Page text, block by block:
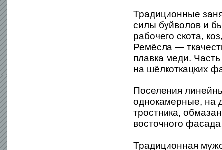
Традиционные
силы буйволов и
рабочего скота,
Ремёсла —
плавка меди.
на шёлкоткацких
Поселения
однокамерные, на
тростника,
восточного
Традиционная